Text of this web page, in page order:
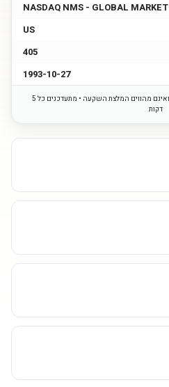
NASDAQ NMS - GLOBAL MARKET
US
405
1993-10-27
הנתונים מבוססים על מקורות ציבוריים ואינם מהווים המלצת השקעה • מתעדכנים כל 5
דקות